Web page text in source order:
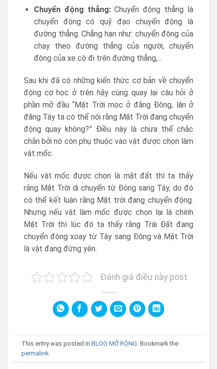
Chuyển động thẳng:Chuyển động thẳng là
chuyển động có quỹ đạo chuyển động là
đường thẳng. Chẳng hạn như: chuyển động của
chạy theo đường thẳng của người, chuyển
động của xe cộ đi trên đường thẳng,…
Sau khi đã có những kiến thức cơ bản về chuyển
động cơ học ở trên hãy cùng quay lại câu hỏi ở
phần mở đầu “Mặt Trời mọc ở đằng Đông, lặn ở
đăng Tây ta có thể nói rằng Mặt Trời đang chuyển
động quay không?” Điều này là chưa thể chắc
chắn bởi nó còn phụ thuộc vào vật được chọn làm
vật mốc.
Nếu vật mốc được chọn là mặt đất thì ta thấy
rằng Mặt Trời di chuyển từ Đông sang Tây, do đó
có thể kết luận rằng Mặt trời đang chuyển động.
Nhưng nếu vật làm mốc được chọn lại là chính
Mặt Trời thì lúc đó ta thấy rằng Trái Đất đang
chuyển động xoay từ Tây sang Đông và Mặt Trời
là vật đang đứng yên.
Đánh giá điều này post
This entry was posted inBLOG MỞ RỘNG . Bookmark the
permalink